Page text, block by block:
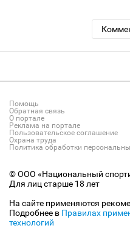
Помощь
Обратная связь
О портале
Реклама на портале
Пользовательское соглашение
Охрана труда
Политика обработки
© ООО «Национальный
Для лиц старше 18 лет
На сайте применяются
Подробнее в Правилах
технологий